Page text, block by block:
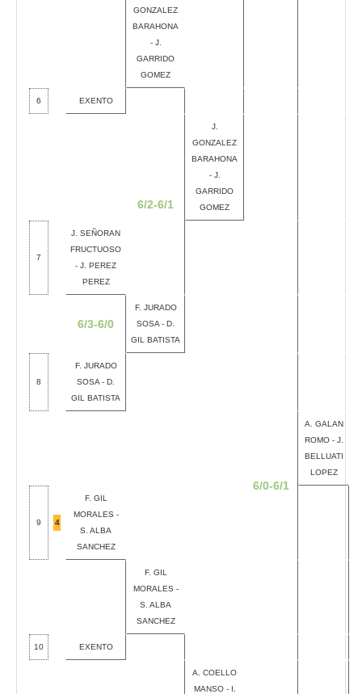
GONZALEZ
BARAHONA
- J.
GARRIDO
GOMEZ
6 EXENTO
6/2-6/1
J.
GONZALEZ
BARAHONA
- J.
GARRIDO
GOMEZ
7
J. SEÑORAN
FRUCTUOSO
- J. PEREZ
PEREZ
6/3-6/0
F. JURADO
SOSA - D.
GIL BATISTA
8
F. JURADO
SOSA - D.
GIL BATISTA
6/0-6/1
A. GALAN
ROMO - J.
BELLUATI
LOPEZ
9 4
F. GIL
MORALES -
S. ALBA
SANCHEZ
F. GIL
MORALES -
S. ALBA
SANCHEZ
10 EXENTO
A. COELLO
MANSO - I.